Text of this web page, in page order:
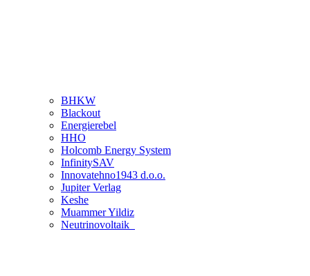
BHKW
Blackout
Energierebel
HHO
Holcomb Energy System
InfinitySAV
Innovatehno1943 d.o.o.
Jupiter Verlag
Keshe
Muammer Yildiz
Neutrinovoltaik